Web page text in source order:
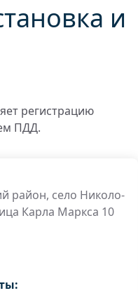
и
регистрацию
ПДД.
район, село Николо-
Карла Маркса 10